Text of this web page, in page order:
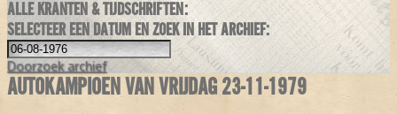
ALLE KRANTEN & TIJDSCHRIFTEN:
SELECTEER EEN DATUM EN ZOEK IN HET ARCHIEF:
Doorzoek archief
AUTOKAMPIOEN VAN VRIJDAG 23-11-1979